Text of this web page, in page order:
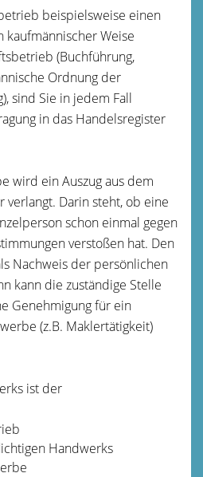
beispielsweise einen
kaufmännischer Weise
(Buchführung,
Ordnung der
sind Sie in jedem Fall
in das Handelsregister
wird ein Auszug aus dem
verlangt. Darin steht, ob eine
schon einmal gegen
verstoßen hat. Den
Nachweis der persönlichen
kann die zuständige Stelle
Genehmigung für ein
(z.B. Maklertätigkeit)
ist der
Handwerks